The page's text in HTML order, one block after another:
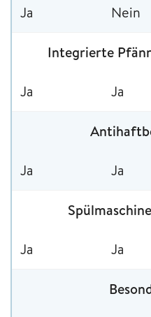
Ja Nein
Integrierte
Ja Ja
Ja Ja
Ja Ja